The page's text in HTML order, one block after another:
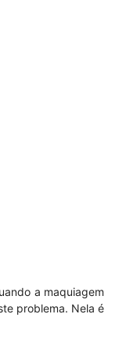
a maquiagem
problema. Nela é